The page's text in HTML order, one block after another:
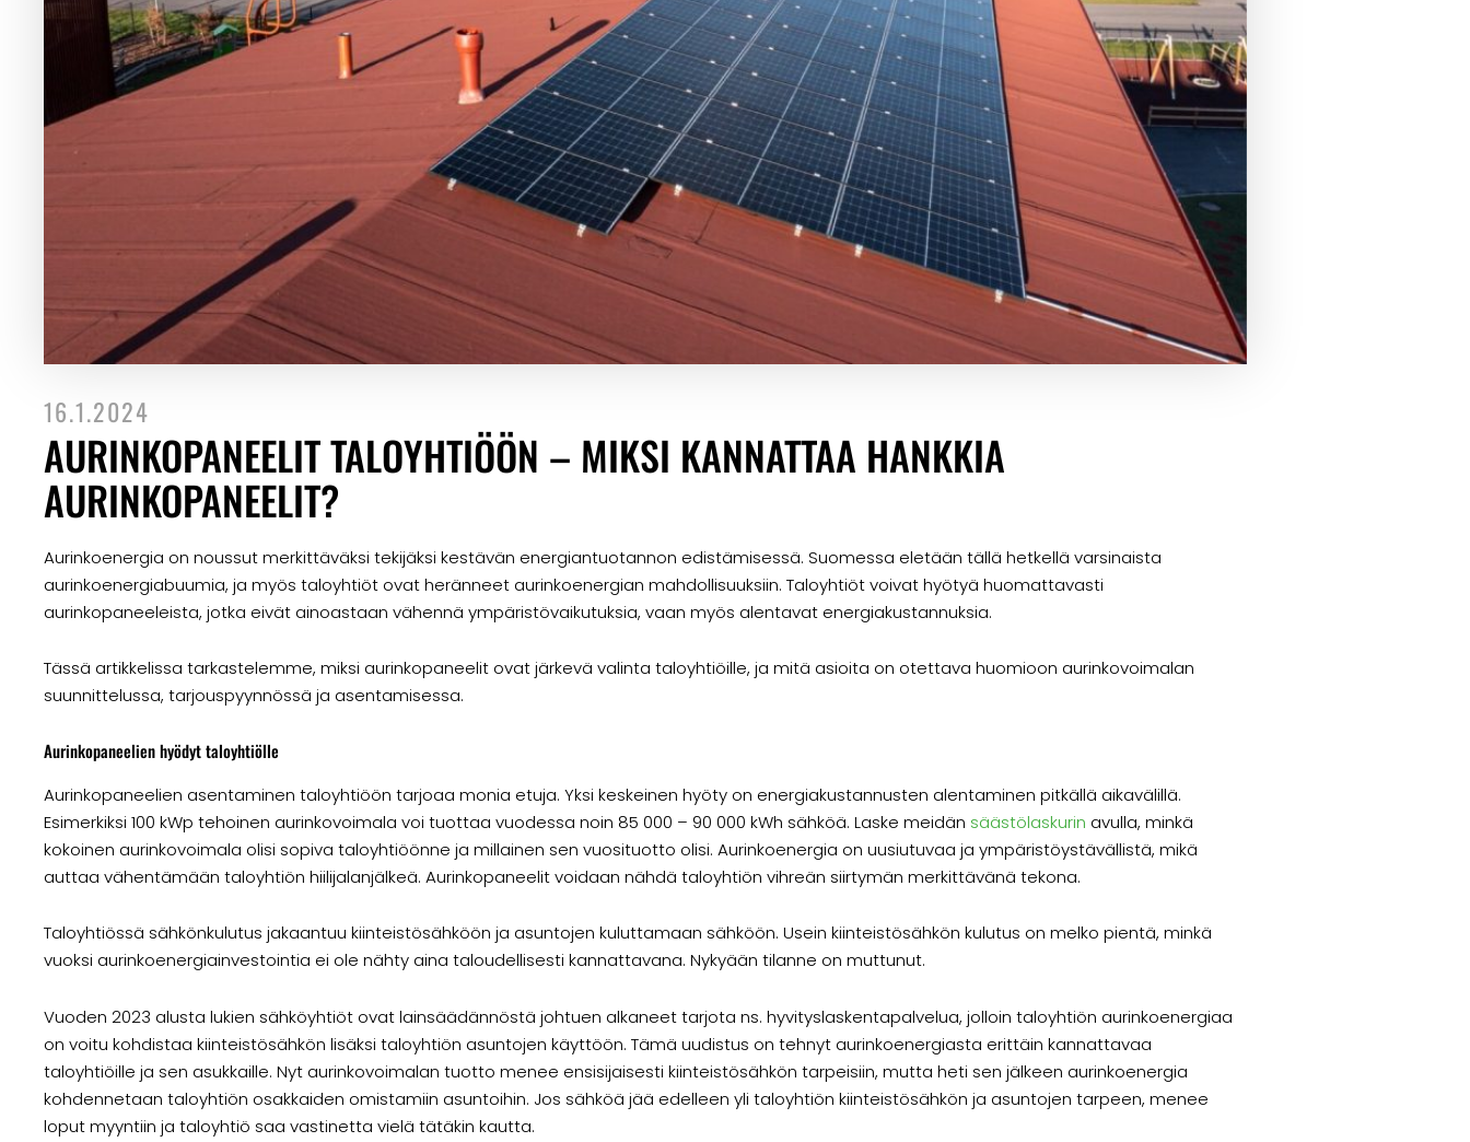
16.1.2024
AURINKOPANEELIT TALOYHTIÖÖN – MIKSI KANNATTAA HANKKIA
AURINKOPANEELIT?
Aurinkoenergia on noussut merkittäväksi tekijäksi kestävän energiantuotannon edistämisessä. Suomessa eletään tällä hetkellä varsinaista
aurinkoenergiabuumia, ja myös taloyhtiöt ovat heränneet aurinkoenergian mahdollisuuksiin. Taloyhtiöt voivat hyötyä huomattavasti
aurinkopaneeleista, jotka eivät ainoastaan vähennä ympäristövaikutuksia, vaan myös alentavat energiakustannuksia.
Tässä artikkelissa tarkastelemme, miksi aurinkopaneelit ovat järkevä valinta taloyhtiöille, ja mitä asioita on otettava huomioon aurinkovoimalan
suunnittelussa, tarjouspyynnössä ja asentamisessa.
Aurinkopaneelien hyödyt taloyhtiölle
Aurinkopaneelien asentaminen taloyhtiöön tarjoaa monia etuja. Yksi keskeinen hyöty on energiakustannusten alentaminen pitkällä aikavälillä.
Esimerkiksi 100 kWp tehoinen aurinkovoimala voi tuottaa vuodessa noin 85 000 – 90 000 kWh sähköä. Laske meidän säästölaskurin avulla, minkä
kokoinen aurinkovoimala olisi sopiva taloyhtiöönne ja millainen sen vuosituotto olisi. Aurinkoenergia on uusiutuvaa ja ympäristöystävällistä, mikä
auttaa vähentämään taloyhtiön hiilijalanjälkeä. Aurinkopaneelit voidaan nähdä taloyhtiön vihreän siirtymän merkittävänä tekona.
Taloyhtiössä sähkönkulutus jakaantuu kiinteistösähköön ja asuntojen kuluttamaan sähköön. Usein kiinteistösähkön kulutus on melko pientä, minkä
vuoksi aurinkoenergiainvestointia ei ole nähty aina taloudellisesti kannattavana. Nykyään tilanne on muttunut.
Vuoden 2023 alusta lukien sähköyhtiöt ovat lainsäädännöstä johtuen alkaneet tarjota ns. hyvityslaskentapalvelua, jolloin taloyhtiön aurinkoenergiaa
on voitu kohdistaa kiinteistösähkön lisäksi taloyhtiön asuntojen käyttöön. Tämä uudistus on tehnyt aurinkoenergiasta erittäin kannattavaa
taloyhtiöille ja sen asukkaille. Nyt aurinkovoimalan tuotto menee ensisijaisesti kiinteistösähkön tarpeisiin, mutta heti sen jälkeen aurinkoenergia
kohdennetaan taloyhtiön osakkaiden omistamiin asuntoihin. Jos sähköä jää edelleen yli taloyhtiön kiinteistösähkön ja asuntojen tarpeen, menee
loput myyntiin ja taloyhtiö saa vastinetta vielä tätäkin kautta.